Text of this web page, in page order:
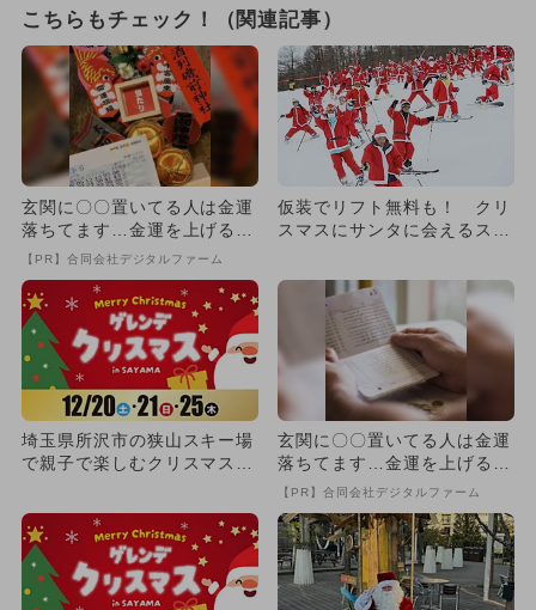
こちらもチェック！（関連記事）
玄関に〇〇置いてる人は金運
落ちてます…金運を上げる方
法とは
【PR】合同会社デジタルファーム
仮装でリフト無料も！ クリ
スマスにサンタに会えるスキ
埼玉県所沢市の狭山スキー場
で親子で楽しむクリスマスイ
玄関に〇〇置いてる人は金運
落ちてます…金運を上げる方
法とは
【PR】合同会社デジタルファーム